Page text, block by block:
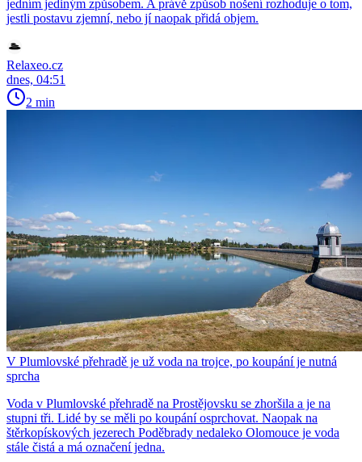
jedním jediným způsobem. A právě způsob nošení rozhoduje o tom,
jestli postavu zjemní, nebo jí naopak přidá objem.
Relaxeo.cz
dnes, 04:51
2 min
V Plumlovské přehradě je už voda na trojce, po koupání je nutná
sprcha
Voda v Plumlovské přehradě na Prostějovsku se zhoršila a je na
stupni tři. Lidé by se měli po koupání osprchovat. Naopak na
štěrkopískových jezerech Poděbrady nedaleko Olomouce je voda
stále čistá a má označení jedna.